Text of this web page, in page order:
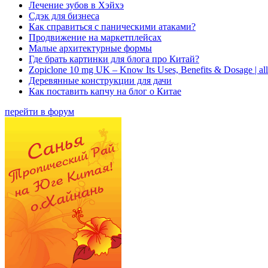
Лечение зубов в Хэйхэ
Сдэк для бизнеса
Как справиться с паническими атаками?
Продвижение на маркетплейсах
Малые архитектурные формы
Где брать картинки для блога про Китай?
Zopiclone 10 mg UK – Know Its Uses, Benefits & Dosage |
Деревянные конструкции для дачи
Как поставить капчу на блог о Китае
перейти в форум